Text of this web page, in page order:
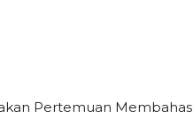
Pertemuan Membahas